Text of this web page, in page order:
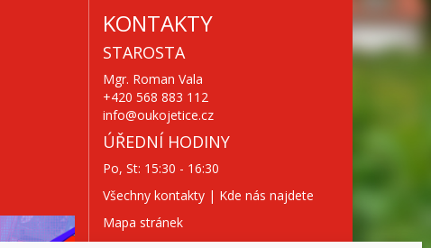
KONTAKTY
STAROSTA
Mgr. Roman Vala
+420 568 883 112
info@oukojetice.cz
ÚŘEDNÍ HODINY
Po, St: 15:30 - 16:30
Všechny kontakty | Kde nás najdete
Mapa stránek